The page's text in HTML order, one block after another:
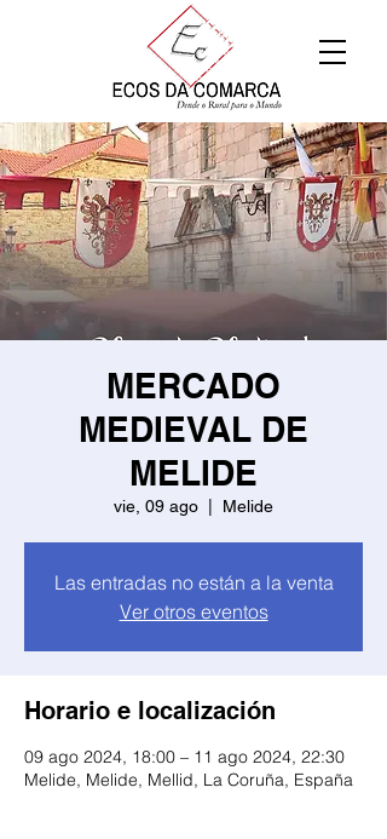
MERCADO
MEDIEVAL DE
MELIDE
vie, 09 ago Melide
Las entradas no están a la venta
Ver otros eventos
Horario e localización
09 ago 2024, 18:00 – 11 ago 2024, 22:30
Melide, Melide, Mellid, La Coruña, España